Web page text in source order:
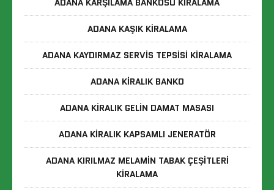
ADANA KARŞILAMA BANKOSU KIRALAMA
ADANA KAŞIK KIRALAMA
ADANA KAYDIRMAZ SERVIS TEPSISI KIRALAMA
ADANA KIRALIK BANKO
ADANA KIRALIK GELIN DAMAT MASASI
ADANA KIRALIK KAPSAMLI JENERATÖR
ADANA KIRILMAZ MELAMIN TABAK ÇEŞITLERI
KIRALAMA